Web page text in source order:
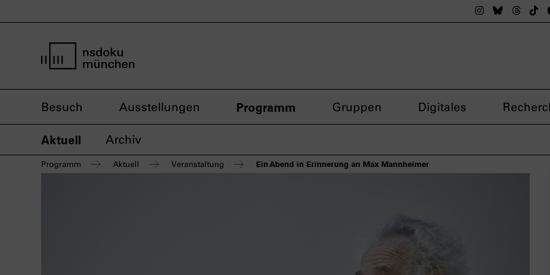
Das nsdoku
DasDas
Besuch Ausstellungen Programm Gruppen Digitales
Aktuell Archiv
Programm Aktuell Veranstaltung Ein Abend in Erinnerung an Max Mannheimer